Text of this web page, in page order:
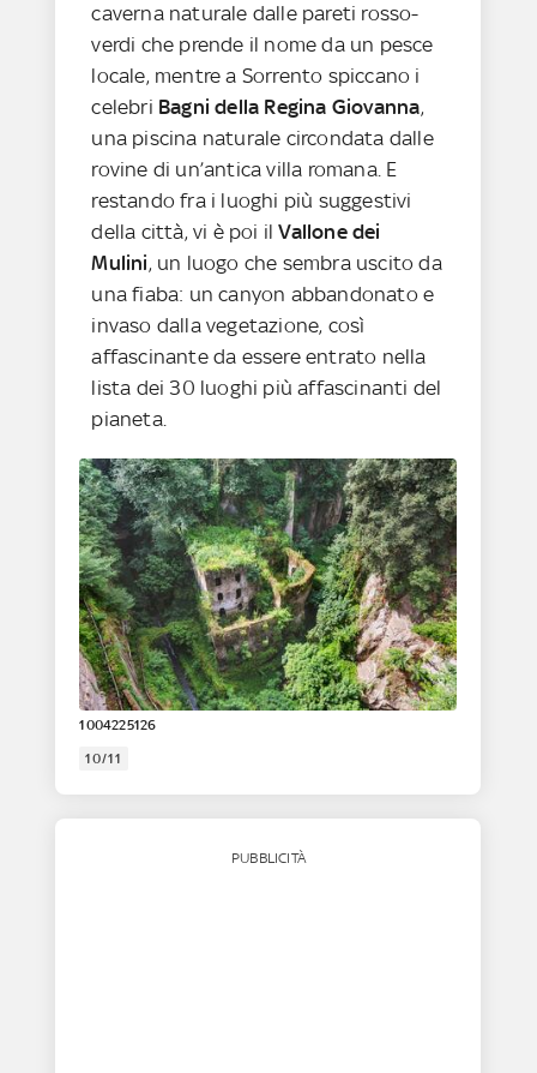
caverna naturale dalle pareti rosso-
verdi che prende il nome da un pesce
locale, mentre a Sorrento spiccano i
celebri Bagni della Regina Giovanna,
una piscina naturale circondata dalle
rovine di un’antica villa romana. E
restando fra i luoghi più suggestivi
della città, vi è poi ilVallone dei
Mulini, un luogo che sembra uscito da
una fiaba: un canyon abbandonato e
invaso dalla vegetazione, così
affascinante da essere entrato nella
lista dei 30 luoghi più affascinanti del
pianeta.
1004225126
10/11
PUBBLICITÀ